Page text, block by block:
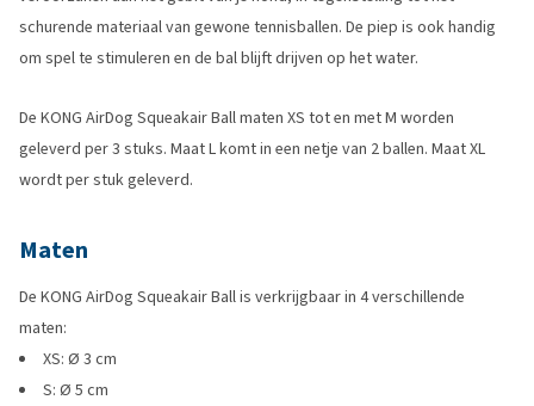
schurende materiaal van gewone tennisballen. De piep is ook handig
om spel te stimuleren en de bal blijft drijven op het water.
De KONG AirDog Squeakair Ball maten XS tot en met M worden
geleverd per 3 stuks. Maat L komt in een netje van 2 ballen. Maat XL
wordt per stuk geleverd.
Maten
De KONG AirDog Squeakair Ball is verkrijgbaar in 4 verschillende
maten:
XS: Ø 3 cm
S: Ø 5 cm